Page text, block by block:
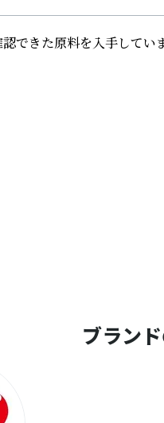
できた原料を入手していま
ブラン